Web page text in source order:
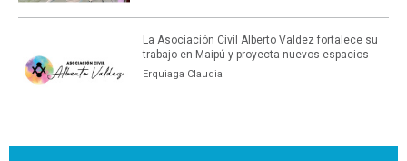
La Asociación Civil Alberto Valdez fortalece su
trabajo en Maipú y proyecta nuevos espacios
Erquiaga Claudia